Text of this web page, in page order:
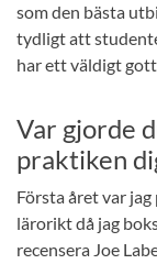
som den bästa
tydligt att
har ett väldigt
Var gjorde
praktiken
Första året var
lärorikt då jag
recensera Joe